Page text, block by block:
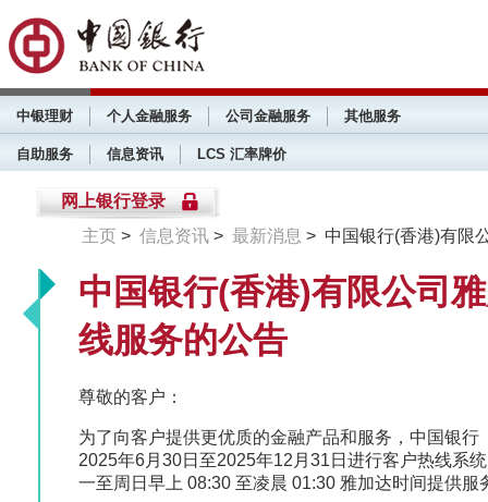
中银理财 个人金融服务 公司金融服务 其他服务
自助服务 信息资讯 LCS 汇率牌价
网上银行登录
主页 > 信息资讯 > 最新消息 > 中国银行(香港)有限
中国银行(香港)有限公司
线服务的公告
尊敬的客户：
为了向客户提供更优质的金融产品和服务，中国银
2025年6月30日至2025年12月31日进行客户热线系
一至周日早上 08:30 至凌晨 01:30 雅加达时间提供服